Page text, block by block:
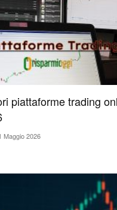
piattaforme trading
Maggio 2026